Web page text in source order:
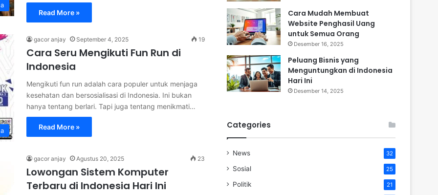
Read More »
gacor anjay September 4, 2025 19
Cara Seru Mengikuti Fun Run di
Indonesia
Mengikuti fun run adalah cara populer untuk menjaga
kesehatan dan bersosialisasi di Indonesia. Ini bukan
hanya tentang berlari. Tapi juga tentang menikmati…
Read More »
gacor anjay Agustus 20, 2025 23
Lowongan Sistem Komputer
Terbaru di Indonesia Hari Ini
Cara Mudah Membuat
Website Penghasil Uang
untuk Semua Orang
Desember 16, 2025
Peluang Bisnis yang
Menguntungkan di Indonesia
Hari Ini
Desember 14, 2025
Categories
News 32
Sosial 25
Politik 21